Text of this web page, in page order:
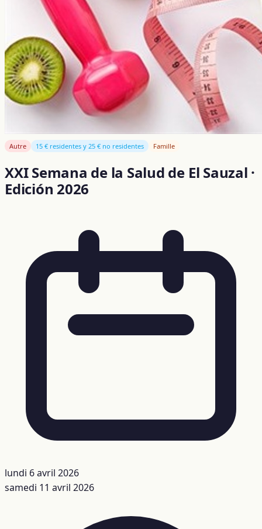
Autre 15 € residentes y 25 € no residentes Famille
XXI Semana de la Salud de El Sauzal ·
Edición 2026
lundi 6 avril 2026
samedi 11 avril 2026